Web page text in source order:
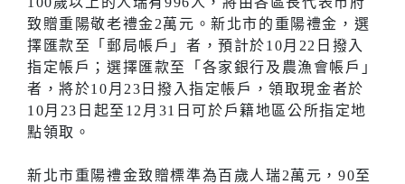
致贈重陽敬老禮金2萬元。新北市的重陽禮金，選
擇匯款至「郵局帳戶」者，預計於10月22日撥入
指定帳戶；選擇匯款至「各家銀行及農漁會帳戶」
者，將於10月23日撥入指定帳戶，領取現金者於
10月23日起至12月31日可於戶籍地區公所指定地
點領取。
新北市重陽禮金致贈標準為百歲人瑞2萬元，90至